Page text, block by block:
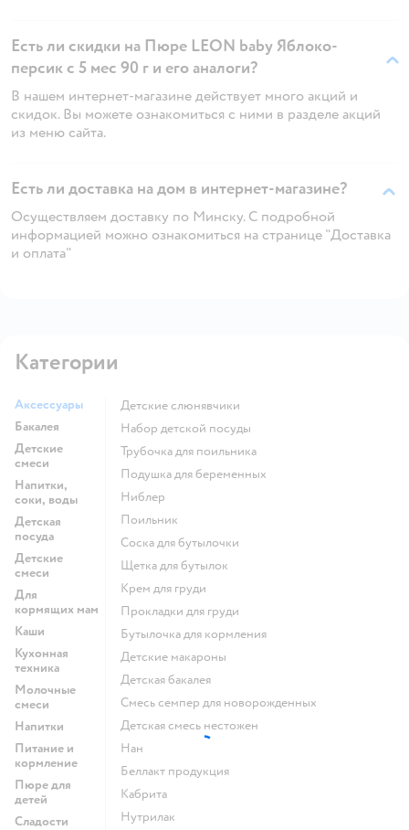
Есть ли скидки на Пюре LEON baby Яблоко-
персик с 5 мес 90 г и его аналоги?
В нашем интернет-магазине действует много акций и
скидок. Вы можете ознакомиться с ними в разделе акций
из меню сайта.
Есть ли доставка на дом в интернет-магазине?
Осуществляем доставку по Минску. С подробной
информацией можно ознакомиться на странице "Доставка
и оплата"
Категории
Аксессуары
Бакалея
Детские
смеси
Напитки,
соки, воды
Детская
посуда
Детские
смеси
Для
кормящих мам
Каши
Кухонная
техника
Молочные
смеси
Напитки
Питание и
кормление
Пюре для
детей
Сладости
Детские слюнявчики
набор детской посуды
трубочка для поильника
подушка для беременных
ниблер
поильник
соска для бутылочки
щетка для бутылок
крем для груди
прокладки для груди
бутылочка для кормления
детские макароны
детская бакалея
смесь семпер для новорожденных
детская смесь нестожен
нан
беллакт продукция
кабрита
нутрилак